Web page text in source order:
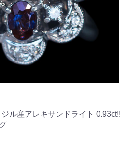
ル産アレキサンドライト 0.93ct!!